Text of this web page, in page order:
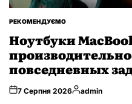
ОПУБЛІКУВАТИ
РЕКОМЕНДУЄМО
Ноутбуки
повседневных
7 Серпня 2026Опубліковано
admin